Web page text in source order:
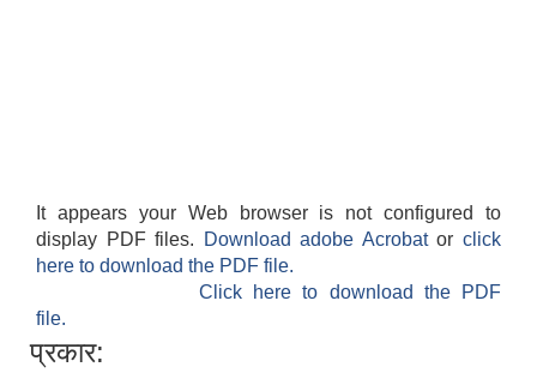
It appears your Web browser is not configured to
display PDF files.
Download adobe Acrobatorclick
here to download the PDF file.
Click here to download the PDF
file.
प्रकार: